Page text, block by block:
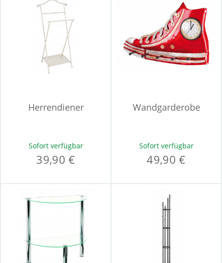
Herrendiener
Sofort verfügbar
39,90 €
Wandgarderobe
Sofort verfügbar
49,90 €